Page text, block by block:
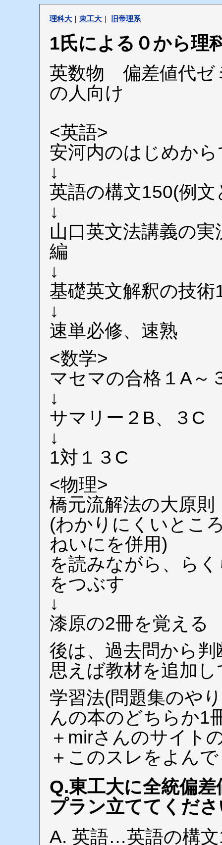
理科大 ｜ 東工大 ｜ 旧帝理系
1氏による０から理
英数物 偏差値代ゼ
の人向け
<英語>
安河内のはじめか
↓
英語の構文150(例文
↓
山口英文法講義の
編
↓
基礎英文解釈の技術
↓
速単必修、速熟
<数学>
マセマの合格１A～
↓
サマリー２B、３C
↓
1対１３C
<物理>
橋元流解法の大原則
(わかりにくいとこ
ねいにを併用)
を読みながら、ら
をつぶす
↓
漆原の2冊を覚える
後は、過去問から
思えば教材を追加
学習法(問題集のや
んの本のどちらか1
＋mirさんのサイト
＋このスレをよん
Q.東工大に全統偏
プラン立ててくだ
A. 英語…英語の構